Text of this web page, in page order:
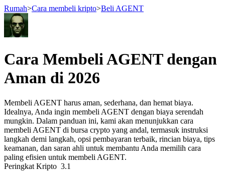
USDT Berjangka
Kontrak berjangka menggunakan USDT sebagai jaminannya
Rumah>Cara membeli kripto>Beli AGENT
Cara Membeli AGENT dengan
Aman di 2026
Membeli AGENT harus aman, sederhana, dan hemat biaya.
Idealnya, Anda ingin membeli AGENT dengan biaya serendah
mungkin. Dalam panduan ini, kami akan menunjukkan cara
membeli AGENT di bursa crypto yang andal, termasuk instruksi
langkah demi langkah, opsi pembayaran terbaik, rincian biaya, tips
keamanan, dan saran ahli untuk membantu Anda memilih cara
paling efisien untuk membeli AGENT.
Peringkat Kripto 3.1